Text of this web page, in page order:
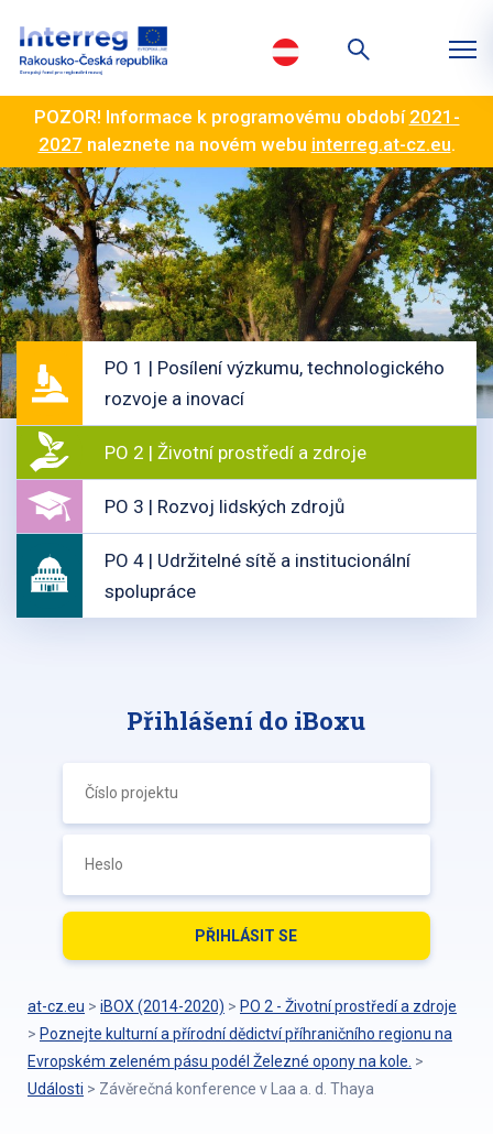
POZOR! Informace k programovému období 2021-
2027 naleznete na novém webu interreg.at-cz.eu.
PO 1 | Posílení výzkumu, technologického
rozvoje a inovací
PO 2 | Životní prostředí a zdroje
PO 3 | Rozvoj lidských zdrojů
PO 4 | Udržitelné sítě a institucionální
spolupráce
Přihlášení do iBoxu
at-cz.eu > iBOX (2014-2020) > PO 2 - Životní prostředí a zdroje
> Poznejte kulturní a přírodní dědictví příhraničního regionu na
Evropském zeleném pásu podél Železné opony na kole. >
Události > Závěrečná konference v Laa a. d. Thaya